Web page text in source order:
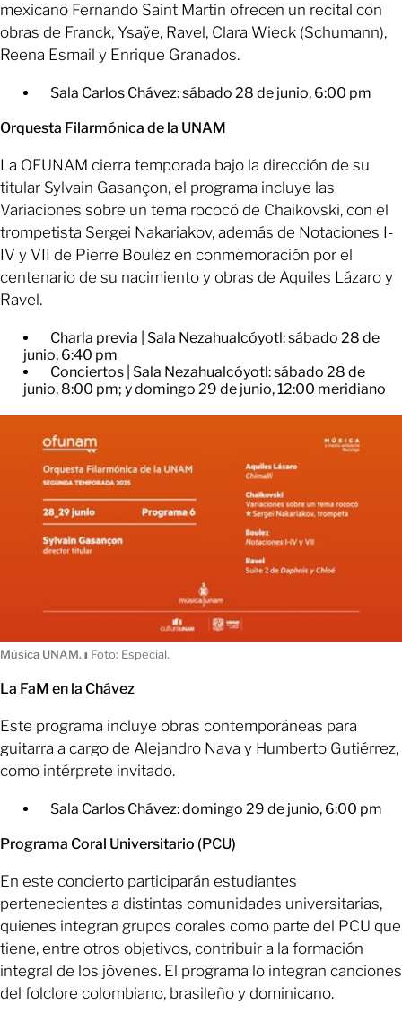
mexicano Fernando Saint Martin ofrecen un recital con
obras de Franck, Ysaÿe, Ravel, Clara Wieck (Schumann),
Reena Esmail y Enrique Granados.
Sala Carlos Chávez: sábado 28 de junio, 6:00 pm
Orquesta Filarmónica de la UNAM
La OFUNAM cierra temporada bajo la dirección de su
titular Sylvain Gasançon, el programa incluye las
Variaciones sobre un tema rococó de Chaikovski, con el
trompetista Sergei Nakariakov, además de Notaciones I-
IV y VII de Pierre Boulez en conmemoración por el
centenario de su nacimiento y obras de Aquiles Lázaro y
Ravel.
Charla previa | Sala Nezahualcóyotl: sábado 28 de
junio, 6:40 pm
Conciertos | Sala Nezahualcóyotl: sábado 28 de
junio, 8:00 pm; y domingo 29 de junio, 12:00 meridiano
Música UNAM. ı Foto: Especial.
La FaM en la Chávez
Este programa incluye obras contemporáneas para
guitarra a cargo de Alejandro Nava y Humberto Gutiérrez,
como intérprete invitado.
Sala Carlos Chávez: domingo 29 de junio, 6:00 pm
Programa Coral Universitario (PCU)
En este concierto participarán estudiantes
pertenecientes a distintas comunidades universitarias,
quienes integran grupos corales como parte del PCU que
tiene, entre otros objetivos, contribuir a la formación
integral de los jóvenes. El programa lo integran canciones
del folclore colombiano, brasileño y dominicano.